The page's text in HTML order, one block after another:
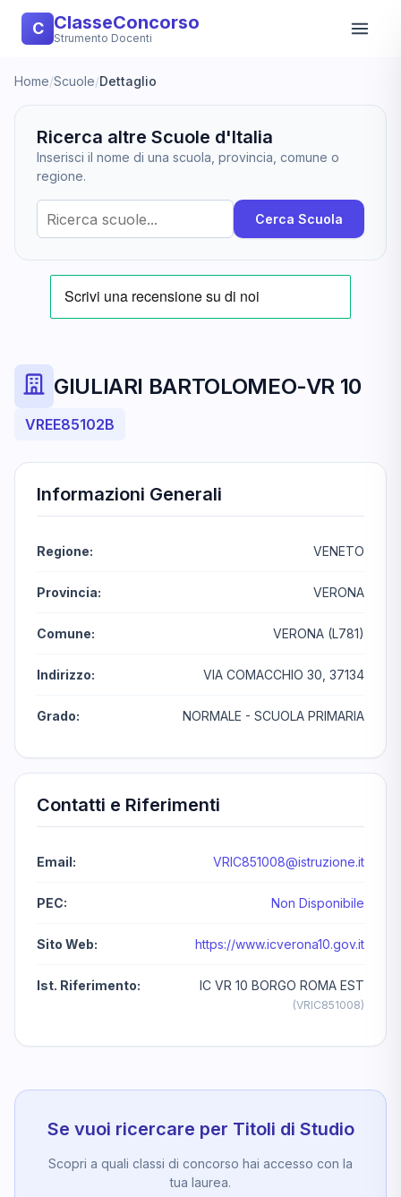
C ClasseConcorso
Strumento Docenti
Home/Scuole/Dettaglio
Ricerca altre Scuole d'Italia
Inserisci il nome di una scuola, provincia, comune o
regione.
Cerca Scuola
GIULIARI BARTOLOMEO-VR 10
VREE85102B
Informazioni Generali
Regione: VENETO
Provincia: VERONA
Comune: VERONA (L781)
Indirizzo: VIA COMACCHIO 30, 37134
Grado: NORMALE - SCUOLA PRIMARIA
Contatti e Riferimenti
Email: VRIC851008@istruzione.it
PEC: Non Disponibile
Sito Web: https://www.icverona10.gov.it
Ist. Riferimento: IC VR 10 BORGO ROMA EST
(VRIC851008)
Se vuoi ricercare per Titoli di Studio
Scopri a quali classi di concorso hai accesso con la
tua laurea.